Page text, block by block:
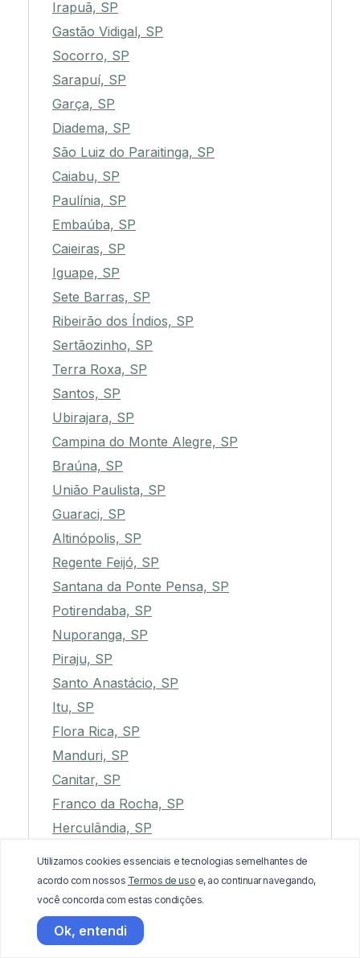
Irapuã, SP
Gastão Vidigal, SP
Socorro, SP
Sarapuí, SP
Garça, SP
Diadema, SP
São Luiz do Paraitinga, SP
Caiabu, SP
Paulínia, SP
Embaúba, SP
Caieiras, SP
Iguape, SP
Sete Barras, SP
Ribeirão dos Índios, SP
Sertãozinho, SP
Terra Roxa, SP
Santos, SP
Ubirajara, SP
Campina do Monte Alegre, SP
Braúna, SP
União Paulista, SP
Guaraci, SP
Altinópolis, SP
Regente Feijó, SP
Santana da Ponte Pensa, SP
Potirendaba, SP
Nuporanga, SP
Piraju, SP
Santo Anastácio, SP
Itu, SP
Flora Rica, SP
Manduri, SP
Canitar, SP
Franco da Rocha, SP
Herculândia, SP
Caconde, SP
Pirapozinho, SP
Lorena, SP
Monte Castelo, SP
Utilizamos cookies essenciais e tecnologias semelhantes de
acordo com nossos Termos de uso e, ao continuar navegando,
você concorda com estas condições.
Ok, entendi